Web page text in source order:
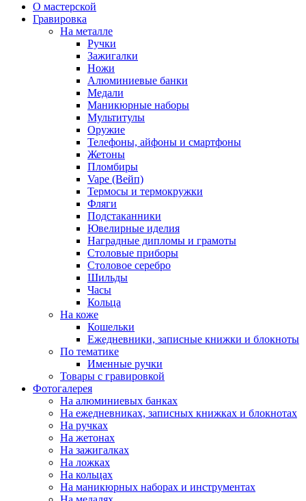
О мастерской
Гравировка
На металле
Ручки
Зажигалки
Ножи
Алюминиевые банки
Медали
Маникюрные наборы
Мультитулы
Оружие
Телефоны, айфоны и смартфоны
Жетоны
Пломбиры
Vape (Вейп)
Термосы и термокружки
Фляги
Подстаканники
Ювелирные иделия
Наградные дипломы и грамоты
Столовые приборы
Столовое серебро
Шильды
Часы
Кольца
На коже
Кошельки
Ежедневники, записные книжки и блокноты
По тематике
Именные ручки
Товары с гравировкой
Фотогалерея
На алюминиевых банках
На ежедневниках, записных книжках и блокнотах
На ручках
На жетонах
На зажигалках
На ложках
На кольцах
На маникюрных наборах и инструментах